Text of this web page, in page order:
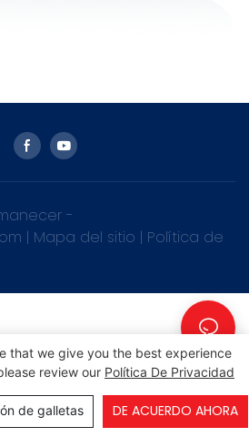
-
| Mapa del sitio | Política de
that we give you the best experience
review our Política De Privacidad
de galletas DE ACUERDO AHORA